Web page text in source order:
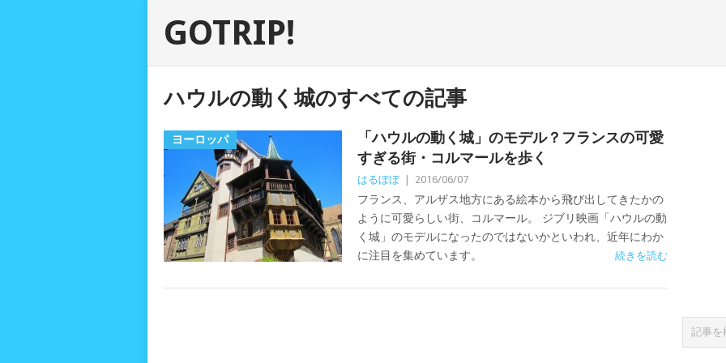
GOTRIP!
ハウルの動く城のすべての記事
ヨーロッパ
「ハウルの動く城」のモデル？フランスの可愛
すぎる街・コルマールを歩く
はるぼぼ 2016/06/07
フランス、アルザス地方にある絵本から飛び出してきたかの
ように可愛らしい街、コルマール。 ジブリ映画「ハウルの動
く城」のモデルになったのではないかといわれ、近年にわか
に注目を集めています。
続きを読む